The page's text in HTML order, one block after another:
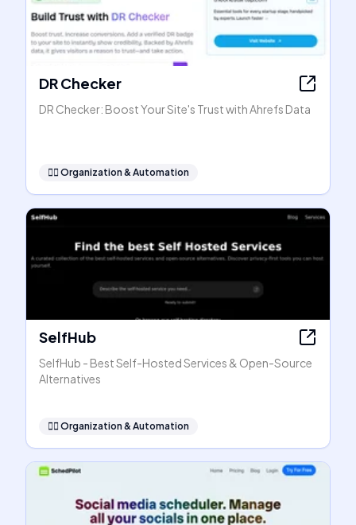
DR Checker
DR Checker: Boost Your Site's Trust with Ahrefs Data
🧞‍♂️ Organization & Automation
SelfHub
SelfHub - Best Self-Hosted Services & Open-Source
Alternatives
🧞‍♂️ Organization & Automation